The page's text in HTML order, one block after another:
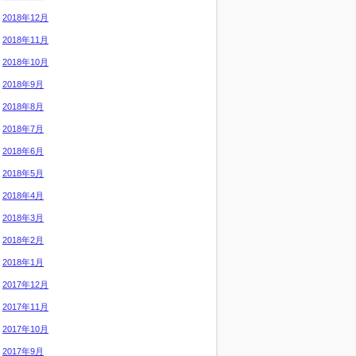
2018年12月
2018年11月
2018年10月
2018年9月
2018年8月
2018年7月
2018年6月
2018年5月
2018年4月
2018年3月
2018年2月
2018年1月
2017年12月
2017年11月
2017年10月
2017年9月